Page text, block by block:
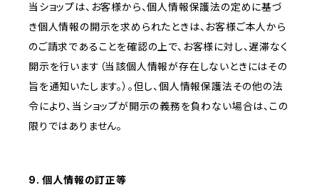
当ショップは、お客様から、個人情報保護法の定めに基づ
き個人情報の開示を求められたときは、お客様ご本人から
のご請求であることを確認の上で、お客様に対し、遅滞なく
開示を行います（当該個人情報が存在しないときにはその
旨を通知いたします。）。但し、個人情報保護法その他の法
令により、当ショップが開示の義務を負わない場合は、この
限りではありません。
9. 個人情報の訂正等